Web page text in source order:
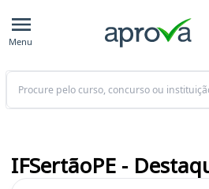
Menu
Buscar
IFSertãoPE -